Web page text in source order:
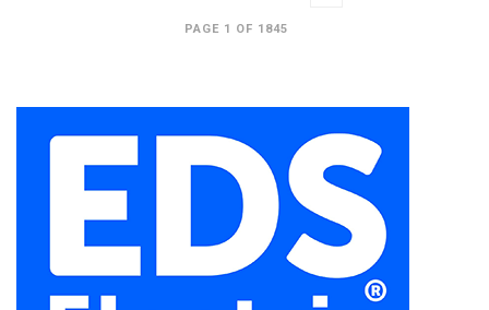
PAGE 1 OF 1845